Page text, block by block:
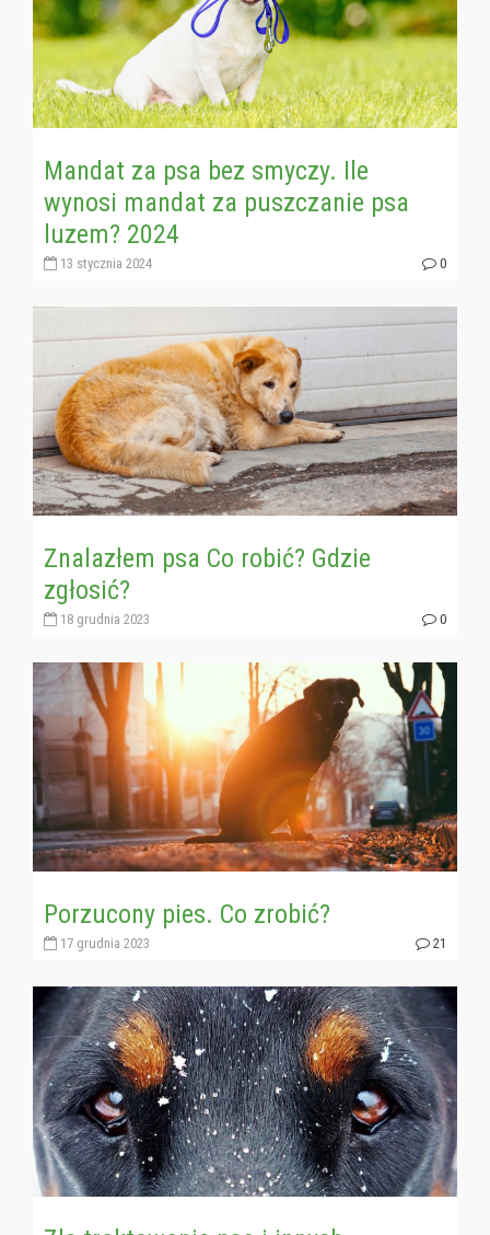
Mandat za psa bez smyczy. Ile
wynosi mandat za puszczanie psa
luzem? 2024
13 stycznia 2024 0
Znalazłem psa Co robić? Gdzie
zgłosić?
18 grudnia 2023 0
Porzucony pies. Co zrobić?
17 grudnia 2023 21